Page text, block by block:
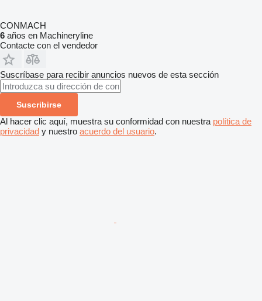
CONMACH
6 años en Machineryline
Contacte con el vendedor
Suscríbase para recibir anuncios nuevos de esta sección
Suscribirse
Al hacer clic aquí, muestra su conformidad con nuestra política de
privacidad y nuestro acuerdo del usuario.